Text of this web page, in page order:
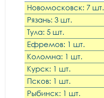
Новомосковск: 7 шт.
Рязань: 3 шт.
Тула: 5 шт.
Ефремов: 1 шт.
Коломна: 1 шт.
Курск: 1 шт.
Псков: 1 шт.
Рыбинск: 1 шт.